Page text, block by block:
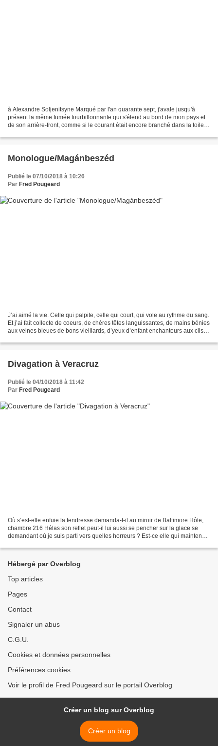
à Alexandre Soljenitsyne Marqué par l'an quarante sept, j'avale jusqu'à
présent la même fumée tourbillonnante qui s'étend au bord de mon pays et
de son arrière-front, comme si le courant était encore branché dans la toile
Monologue/Magánbeszéd
Publié le 07/10/2018 à 10:26
Par Fred Pougeard
J’ai aimé la vie. Celle qui palpite, celle qui court, qui vole au rythme du sang.
Et j’ai fait collecte de coeurs, de chères têtes languissantes, de mains bénies
aux veines bleues de bons vieillards, d’yeux d’enfant enchanteurs aux cils
Divagation à Veracruz
Publié le 04/10/2018 à 11:42
Par Fred Pougeard
Où s’est-elle enfuie la tendresse demanda-t-il au miroir de Baltimore Hôte,
chambre 216 Hélas son reflet peut-il lui aussi se pencher sur la glace se
demandant où je suis parti vers quelles horreurs ? Est-ce elle qui maintenant
Hébergé par Overblog
Top articles
Pages
Contact
Signaler un abus
C.G.U.
Cookies et données personnelles
Préférences cookies
Voir le profil de Fred Pougeard sur le portail Overblog
Créer un blog sur Overblog
Créer un blog